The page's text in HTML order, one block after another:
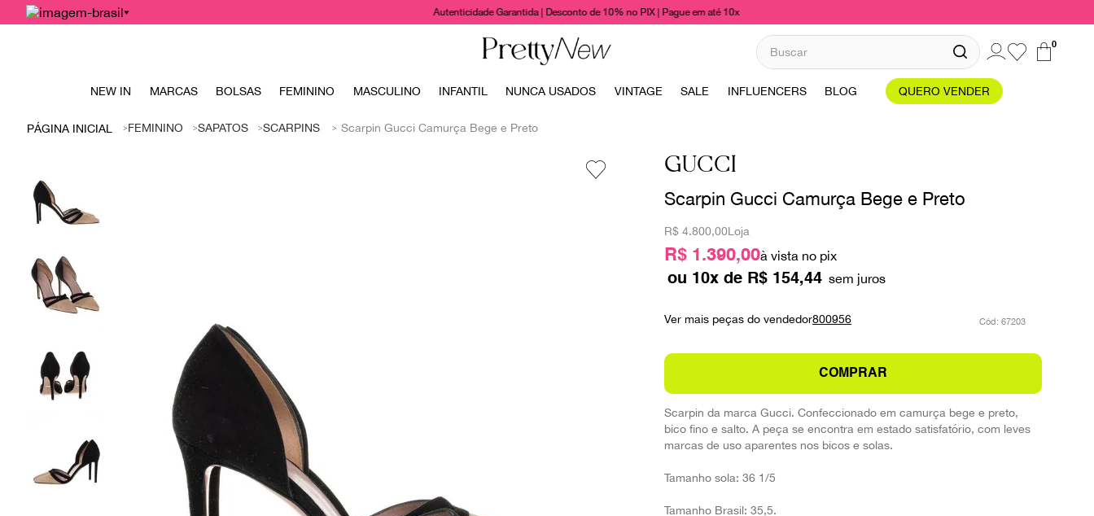
Autenticidade Garantida | Desconto de 10% no PIX | Pague em até 10x
Buscar
TERMOS MAIS BUSCADOS
0
NEW IN MARCAS BOLSAS FEMININO MASCULINO INFANTIL NUNCA USADOS VINTAGE SALE INFLUENCERS BLOG QUERO VENDER
FEMININO SAPATOS SCARPINS Scarpin Gucci Camurça Bege e Preto
GUCCI
Scarpin Gucci Camurça Bege e Preto
R$ 4.800,00Loja
R$ 1.390,00à vista no pix
ou 10x de R$ 154,44
Ver mais peças do vendedor800956 : 67203
COMPRAR
Scarpin da marca Gucci. Confeccionado em camurça bege e preto,
bico fino e salto. A peça se encontra em estado satisfatório, com leves
marcas de uso aparentes nos bicos e solas.
Tamanho sola: 36 1/5
Tamanho Brasil: 35,5.